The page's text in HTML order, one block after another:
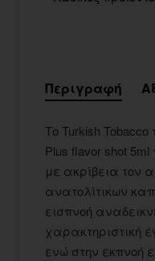
Περιγραφή
Το Turkish Tobacco
Plus flavor shot 5ml
με ακρίβεια τον
ανατολίτικων
εισπνοή
χαρακτηριστική
ενώ στην εκπνοή